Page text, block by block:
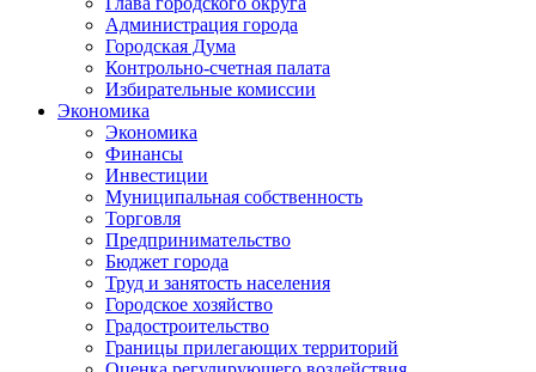
Администрация города
Городская Дума
Контрольно-счетная палата
Избирательные комиссии
Экономика
Экономика
Финансы
Инвестиции
Муниципальная собственность
Торговля
Предпринимательство
Бюджет города
Труд и занятость населения
Городское хозяйство
Градостроительство
Границы прилегающих территорий